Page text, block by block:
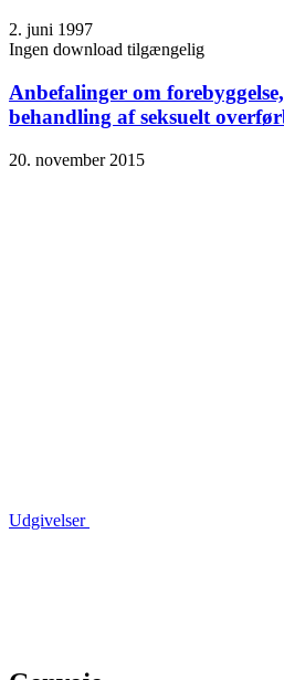
2. juni 1997
Ingen download tilgængelig
Anbefalinger om
behandling af seksuelt
20. november 2015
Udgivelser